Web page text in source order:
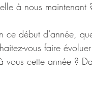
à nous maintenant
ce début d’année,
vous faire
cette année ?